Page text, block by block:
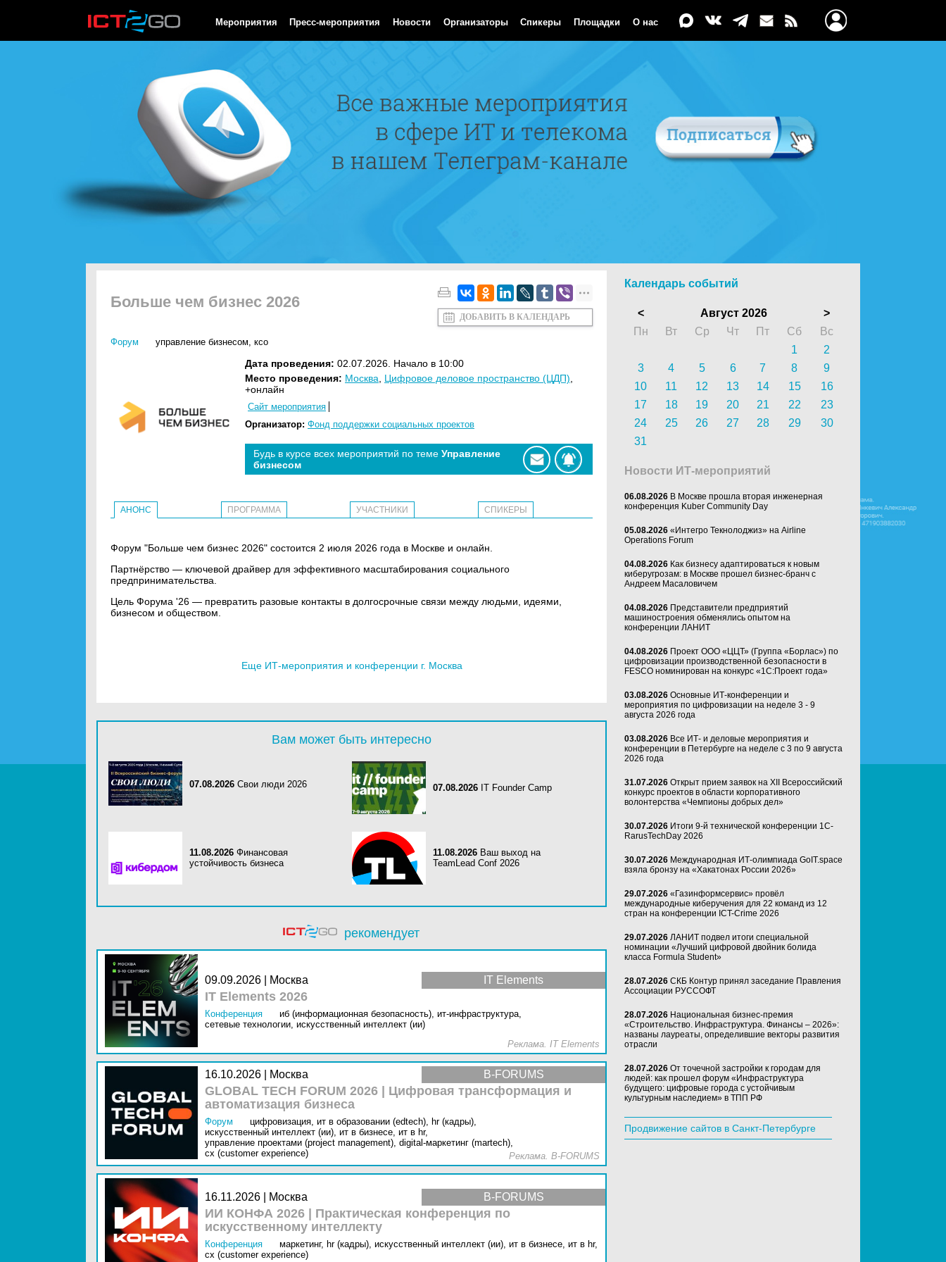
Мероприятия Пресс-мероприятия Новости Организаторы Спикеры Площадки О нас
Больше чем бизнес 2026
ДОБАВИТЬ В КАЛЕНДАРЬ
Форум управление бизнесом, ксо
Дата проведения: 02.07.2026. Начало в 10:00
Место проведения: Москва Цифровое деловое пространство (ЦДП)
+онлайн
Сайт мероприятия
Организатор: Фонд поддержки социальных проектов
Будь в курсе всех мероприятий по теме Управление
бизнесом
АНОНС ПРОГРАММА УЧАСТНИКИ СПИКЕРЫ
Форум "Больше чем бизнес 2026" состоится 2 июля 2026 года в Москве и онлайн.
Партнёрство — ключевой драйвер для эффективного масштабирования социального
предпринимательства.
Цель Форума '26 — превратить разовые контакты в долгосрочные связи между людьми, идеями,
бизнесом и обществом.
Еще ИТ-мероприятия и конференции г. Москва
Вам может быть интересно
07.08.2026 Свои люди 2026 07.08.2026 IT Founder Camp
11.08.2026 Финансовая
устойчивость бизнеса
11.08.2026 Ваш выход на
TeamLead Conf 2026
рекомендует
IT Elements
09.09.2026 | Москва
IT Elements 2026
Конференция иб (информационная безопасность), ит-инфраструктура,
сетевые технологии, искусственный интеллект (ии)
Реклама. IT Elements
B-FORUMS
16.10.2026 | Москва
GLOBAL TECH FORUM 2026 | Цифровая трансформация и
автоматизация бизнеса
Форум цифровизация, ит в образовании (edtech), hr (кадры),
искусственный интеллект (ии), ит в бизнесе, ит в hr,
управление проектами (project management), digital-маркетинг (martech),
cx (customer experience)
Реклама. B-FORUMS
B-FORUMS
16.11.2026 | Москва
ИИ КОНФА 2026 | Практическая конференция по
искусственному интеллекту
Конференция маркетинг, hr (кадры), искусственный интеллект (ии), ит в бизнесе, ит в hr,
cx (customer experience)
Календарь событий
< Август 2026
>
Пн
Вт Ср Чт Пт Сб
Вс
1
2
3
4 5 6 7 8
9
10
11 12 13 14 15
16
17
18 19 20 21 22
23
24
25 26 27 28 29
30
31
Новости ИТ-мероприятий
06.08.2026 В Москве прошла вторая инженерная
конференция Kuber Community Day
05.08.2026 «Интегро Текнолоджиз» на Airline
Operations Forum
04.08.2026 Как бизнесу адаптироваться к новым
киберугрозам: в Москве прошел бизнес-бранч с
Андреем Масаловичем
04.08.2026 Представители предприятий
машиностроения обменялись опытом на
конференции ЛАНИТ
04.08.2026 Проект ООО «ЦЦТ» (Группа «Борлас») по
цифровизации производственной безопасности в
FESCO номинирован на конкурс «1С:Проект года»
03.08.2026 Основные ИТ-конференции и
мероприятия по цифровизации на неделе 3 - 9
августа 2026 года
03.08.2026 Все ИТ- и деловые мероприятия и
конференции в Петербурге на неделе с 3 по 9 августа
2026 года
31.07.2026 Открыт прием заявок на XII Всероссийский
конкурс проектов в области корпоративного
волонтерства «Чемпионы добрых дел»
30.07.2026 Итоги 9-й технической конференции 1C-
RarusTechDay 2026
30.07.2026 Международная ИТ-олимпиада GoIT.space
взяла бронзу на «Хакатонах России 2026»
29.07.2026 «Газинформсервис» провёл
международные киберучения для 22 команд из 12
стран на конференции ICT-Crime 2026
29.07.2026 ЛАНИТ подвел итоги специальной
номинации «Лучший цифровой двойник болида
класса Formula Student»
28.07.2026 СКБ Контур принял заседание Правления
Ассоциации РУССОФТ
28.07.2026 Национальная бизнес-премия
«Строительство. Инфраструктура. Финансы – 2026»:
названы лауреаты, определившие векторы развития
отрасли
28.07.2026 От точечной застройки к городам для
людей: как прошел форум «Инфраструктура
будущего: цифровые города с устойчивым
культурным наследием» в ТПП РФ
Продвижение сайтов в Санкт-Петербурге